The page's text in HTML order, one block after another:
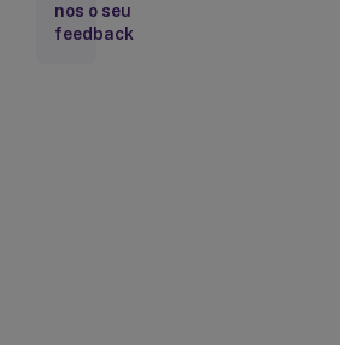
Configurar
o Citrix
nos o seu
feedback